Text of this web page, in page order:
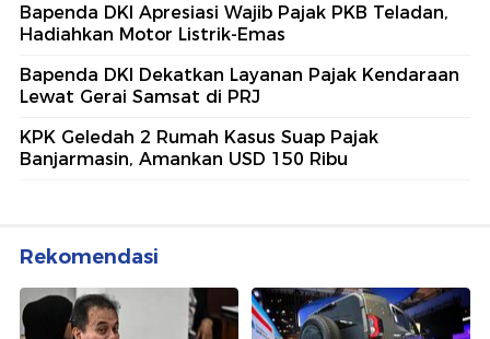
Bapenda DKI Apresiasi Wajib Pajak PKB Teladan,
Hadiahkan Motor Listrik-Emas
Bapenda DKI Dekatkan Layanan Pajak Kendaraan
Lewat Gerai Samsat di PRJ
KPK Geledah 2 Rumah Kasus Suap Pajak
Banjarmasin, Amankan USD 150 Ribu
Rekomendasi